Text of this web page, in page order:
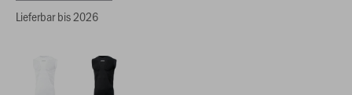
Lieferbar bis 2026